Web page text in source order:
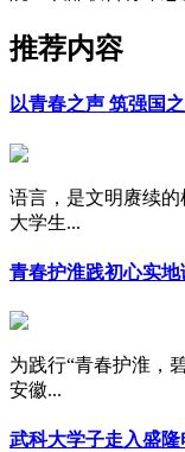
推荐内容
以青春之声 筑强国
语言，是文明赓续
大学生...
青春护淮践初心实
为践行“青春护淮，
安徽...
武科大学子走入盛